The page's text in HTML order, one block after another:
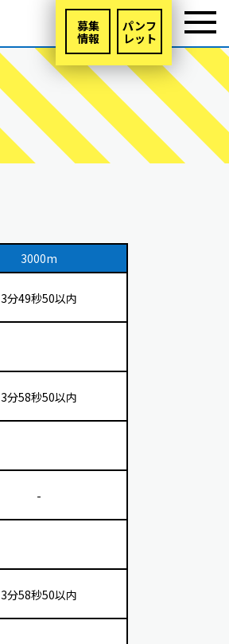
募集
情報
パンフ
レット
3000m
3分49秒50以内
3分58秒50以内
-
3分58秒50以内